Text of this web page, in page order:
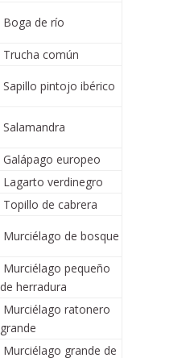
Boga de río
Trucha común
Sapillo pintojo ibérico
Salamandra
Galápago europeo
Lagarto verdinegro
Topillo de cabrera
Murciélago de bosque
Murciélago pequeño
de herradura
Murciélago ratonero
grande
Murciélago grande de